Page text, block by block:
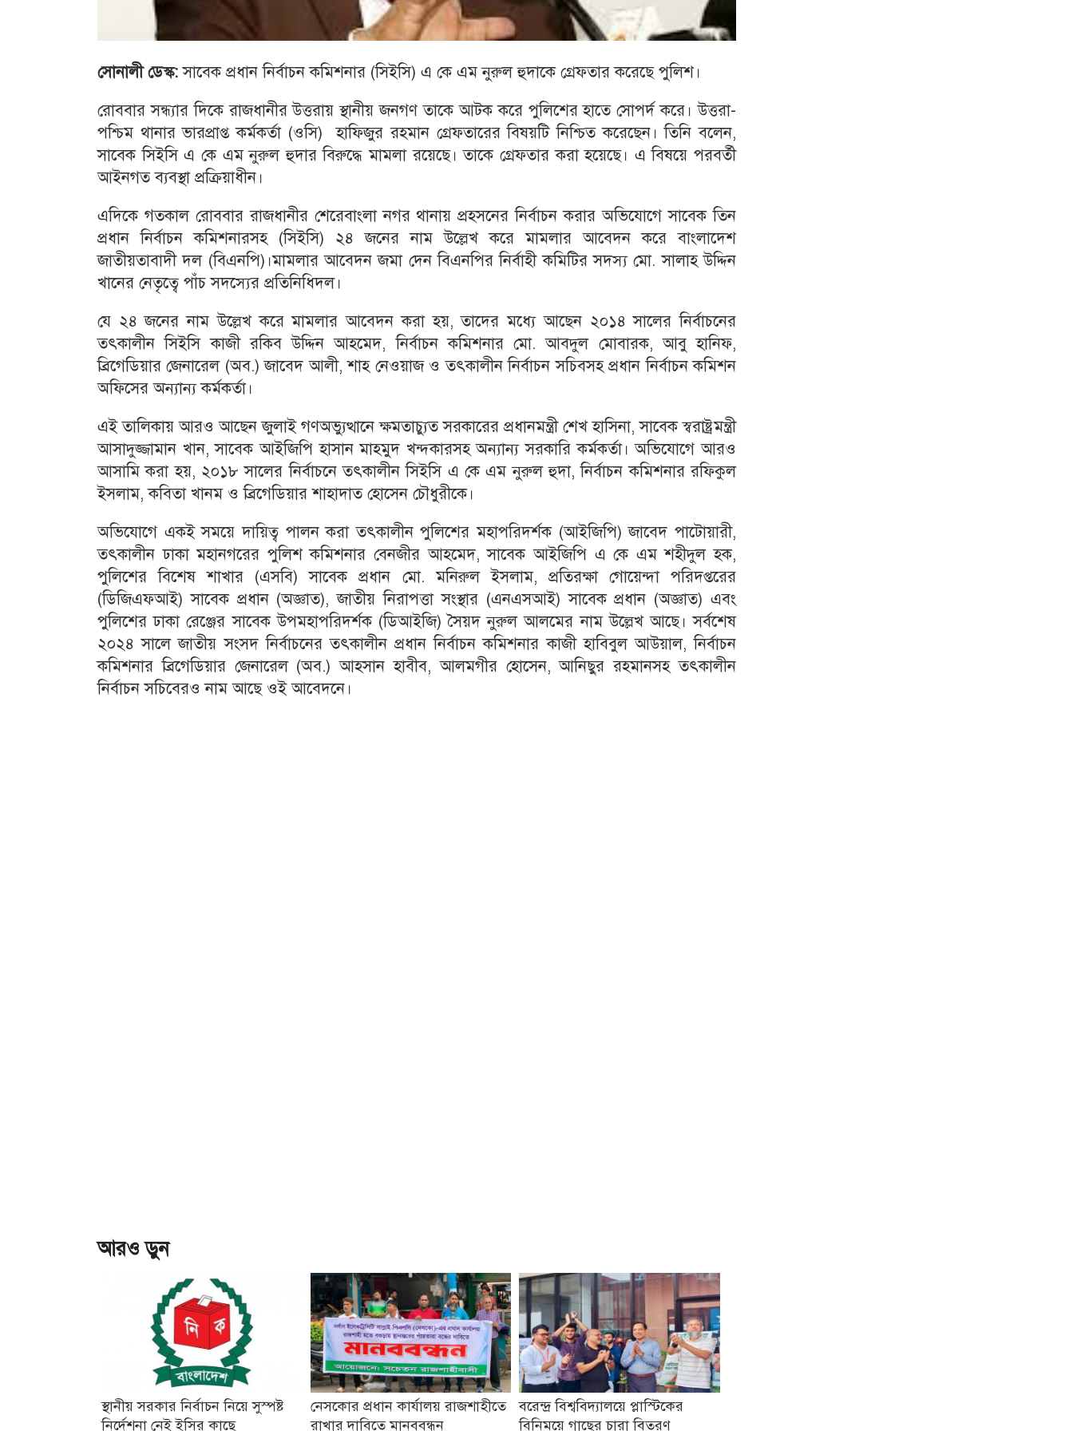
সোনালী ডেস্ক:সাবেক প্রধান নির্বাচন কমিশনার (সিইসি) এ কে এম নুরুল হুদাকে গ্রেফতার করেছে পুলিশ।
রোববার সন্ধ্যার দিকে রাজধানীর উত্তরায় স্থানীয় জনগণ তাকে আটক করে পুলিশের হাতে সোপর্দ করে। উত্তরা-
পশ্চিম থানার ভারপ্রাপ্ত কর্মকর্তা (ওসি) হাফিজুর রহমান গ্রেফতারের বিষয়টি নিশ্চিত করেছেন। তিনি বলেন,
সাবেক সিইসি এ কে এম নুরুল হুদার বিরুদ্ধে মামলা রয়েছে। তাকে গ্রেফতার করা হয়েছে। এ বিষয়ে পরবর্তী
আইনগত ব্যবস্থা প্রক্রিয়াধীন।
এদিকে গতকাল রোববার রাজধানীর শেরেবাংলা নগর থানায় প্রহসনের নির্বাচন করার অভিযোগে সাবেক তিন
প্রধান নির্বাচন কমিশনারসহ (সিইসি) ২৪ জনের নাম উল্লেখ করে মামলার আবেদন করে বাংলাদেশ
জাতীয়তাবাদী দল (বিএনপি)।মামলার আবেদন জমা দেন বিএনপির নির্বাহী কমিটির সদস্য মো. সালাহ উদ্দিন
খানের নেতৃত্বে পাঁচ সদস্যের প্রতিনিধিদল।
যে ২৪ জনের নাম উল্লেখ করে মামলার আবেদন করা হয়, তাদের মধ্যে আছেন ২০১৪ সালের নির্বাচনের
তৎকালীন সিইসি কাজী রকিব উদ্দিন আহমেদ, নির্বাচন কমিশনার মো. আবদুল মোবারক, আবু হানিফ,
ব্রিগেডিয়ার জেনারেল (অব.) জাবেদ আলী, শাহ নেওয়াজ ও তৎকালীন নির্বাচন সচিবসহ প্রধান নির্বাচন কমিশন
অফিসের অন্যান্য কর্মকর্তা।
এই তালিকায় আরও আছেন জুলাই গণঅভ্যুত্থানে ক্ষমতাচ্যুত সরকারের প্রধানমন্ত্রী শেখ হাসিনা, সাবেক স্বরাষ্ট্রমন্ত্রী
আসাদুজ্জামান খান, সাবেক আইজিপি হাসান মাহমুদ খন্দকারসহ অন্যান্য সরকারি কর্মকর্তা। অভিযোগে আরও
আসামি করা হয়, ২০১৮ সালের নির্বাচনে তৎকালীন সিইসি এ কে এম নুরুল হুদা, নির্বাচন কমিশনার রফিকুল
ইসলাম, কবিতা খানম ও ব্রিগেডিয়ার শাহাদাত হোসেন চৌধুরীকে।
অভিযোগে একই সময়ে দায়িত্ব পালন করা তৎকালীন পুলিশের মহাপরিদর্শক (আইজিপি) জাবেদ পাটোয়ারী,
তৎকালীন ঢাকা মহানগরের পুলিশ কমিশনার বেনজীর আহমেদ, সাবেক আইজিপি এ কে এম শহীদুল হক,
পুলিশের বিশেষ শাখার (এসবি) সাবেক প্রধান মো. মনিরুল ইসলাম, প্রতিরক্ষা গোয়েন্দা পরিদপ্তরের
(ডিজিএফআই) সাবেক প্রধান (অজ্ঞাত), জাতীয় নিরাপত্তা সংস্থার (এনএসআই) সাবেক প্রধান (অজ্ঞাত) এবং
পুলিশের ঢাকা রেঞ্জের সাবেক উপমহাপরিদর্শক (ডিআইজি) সৈয়দ নুরুল আলমের নাম উল্লেখ আছে। সর্বশেষ
২০২৪ সালে জাতীয় সংসদ নির্বাচনের তৎকালীন প্রধান নির্বাচন কমিশনার কাজী হাবিবুল আউয়াল, নির্বাচন
কমিশনার ব্রিগেডিয়ার জেনারেল (অব.) আহসান হাবীব, আলমগীর হোসেন, আনিছুর রহমানসহ তৎকালীন
নির্বাচন সচিবেরও নাম আছে ওই আবেদনে।
আরও ড়ুন
স্থানীয় সরকার নির্বাচন নিয়ে সুস্পষ্ট
নির্দেশনা নেই ইসির কাছে
নেসকোর প্রধান কার্যালয় রাজশাহীতে
রাখার দাবিতে মানববন্ধন
বরেন্দ্র বিশ্ববিদ্যালয়ে প্লাস্টিকের
বিনিময়ে গাছের চারা বিতরণ